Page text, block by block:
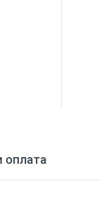
оплата